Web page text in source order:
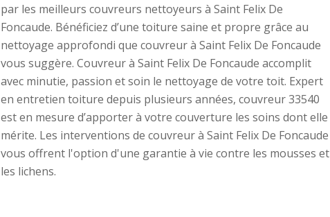
par les meilleurs couvreurs nettoyeurs à Saint Felix De
Foncaude. Bénéficiez d’une toiture saine et propre grâce au
nettoyage approfondi que couvreur à Saint Felix De Foncaude
vous suggère. Couvreur à Saint Felix De Foncaude accomplit
avec minutie, passion et soin le nettoyage de votre toit. Expert
en entretien toiture depuis plusieurs années, couvreur 33540
est en mesure d’apporter à votre couverture les soins dont elle
mérite. Les interventions de couvreur à Saint Felix De Foncaude
vous offrent l'option d'une garantie à vie contre les mousses et
les lichens.